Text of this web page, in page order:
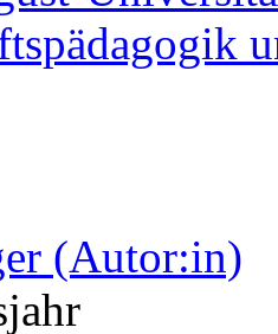
(Autor:in)